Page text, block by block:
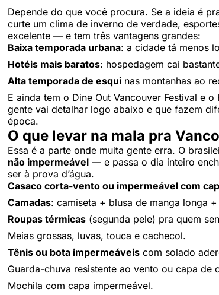
Depende do que você procura. Se a ideia é
curte um clima de inverno de verdade,
excelente — e tem três vantagens grandes:
Baixa temporada urbana: a cidade tá menos
Hotéis mais baratos: hospedagem cai
Alta temporada de esqui nas montanhas ao
E ainda tem o Dine Out Vancouver Festival e
gente vai detalhar logo abaixo e que fazem
época.
O que levar na mala pra
Essa é a parte onde muita gente erra. O
não impermeável — e passa o dia inteiro
ser à prova d’água.
Casaco corta-vento ou impermeável com
Camadas: camiseta + blusa de manga longa
Roupas térmicas (segunda pele) pra quem
Meias grossas, luvas, touca e cachecol.
Tênis ou bota impermeáveis com solado
Guarda-chuva resistente ao vento ou capa de
Mochila com capa impermeável.